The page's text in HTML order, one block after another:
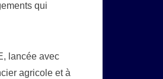
qui
lancée avec
agricole et à